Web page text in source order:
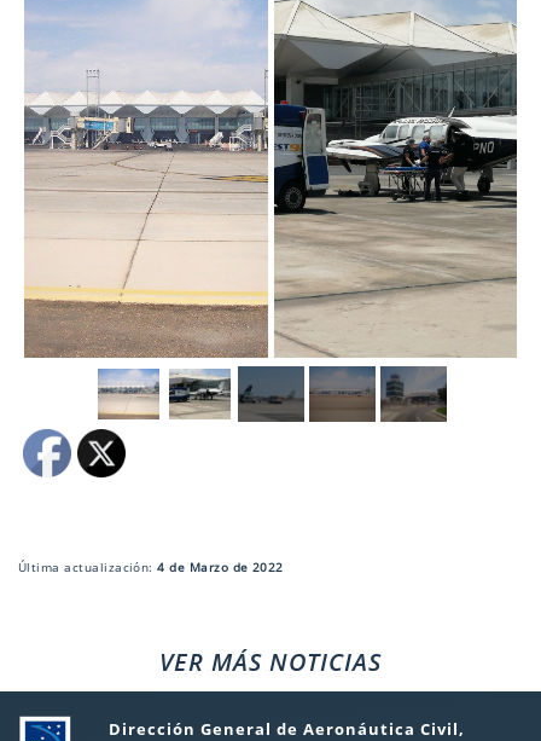
Última actualización:4 de Marzo de 2022
VER MÁS NOTICIAS
Dirección General de Aeronáutica Civil,